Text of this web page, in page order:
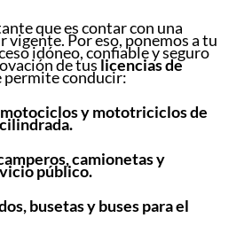
que es contar con una
vigente. Por eso, ponemos a tu
idóneo, confiable y seguro
de tuslicencias de
permite conducir:
y mototriciclos de
camionetas y
público.
busetas y buses para el